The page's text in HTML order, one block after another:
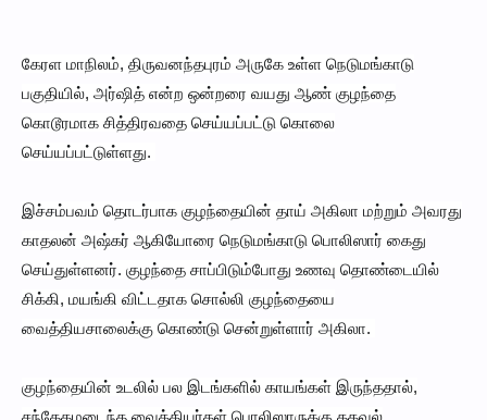
கேரள மாநிலம், திருவனந்தபுரம் அருகே உள்ள நெடுமங்காடு
பகுதியில், அர்ஷித் என்ற ஒன்றரை வயது ஆண் குழந்தை
கொடூரமாக சித்திரவதை செய்யப்பட்டு கொலை
செய்யப்பட்டுள்ளது.
இச்சம்பவம் தொடர்பாக குழந்தையின் தாய் அகிலா மற்றும் அவரது
காதலன் அஷ்கர் ஆகியோரை நெடுமங்காடு பொலிஸார் கைது
செய்துள்ளனர். குழந்தை சாப்பிடும்போது உணவு தொண்டையில்
சிக்கி, மயங்கி விட்டதாக சொல்லி குழந்தையை
வைத்தியசாலைக்கு கொண்டு சென்றுள்ளார் அகிலா.
குழந்தையின் உடலில் பல இடங்களில் காயங்கள் இருந்ததால்,
சந்தேகமடைந்த வைத்தியர்கள் பொலிஸாருக்கு தகவல்